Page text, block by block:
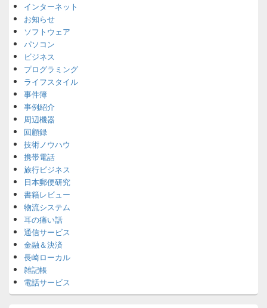
インターネット
お知らせ
ソフトウェア
パソコン
ビジネス
プログラミング
ライフスタイル
事件簿
事例紹介
周辺機器
回顧録
技術ノウハウ
携帯電話
旅行ビジネス
日本郵便研究
書籍レビュー
物流システム
耳の痛い話
通信サービス
金融＆決済
長崎ローカル
雑記帳
電話サービス